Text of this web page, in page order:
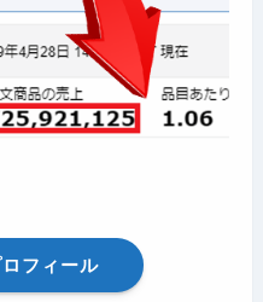
フィール